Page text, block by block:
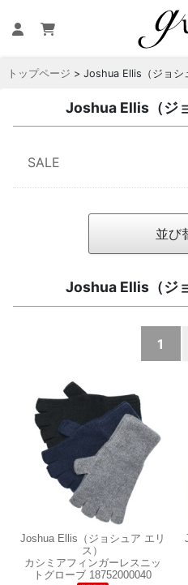
トップページ > Joshua Ellis（ジョシ
Joshua Ellis（ジ
SALE
並び
Joshua Ellis（ジ
1
Joshua Ellis（ジョシュア エリ
ス）
カシミアフィンガーレスニッ
トグローブ 18752000040